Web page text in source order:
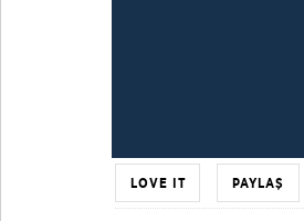
LOVE IT PAYLAŞ